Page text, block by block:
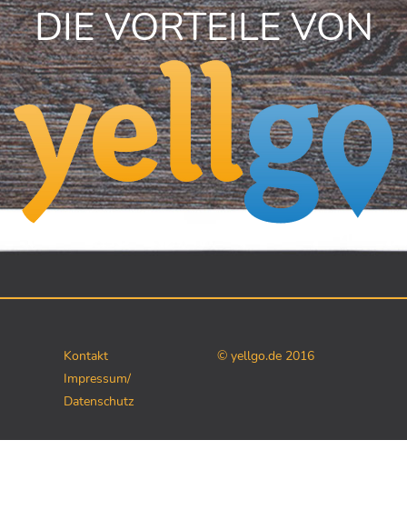
DIE VORTEILE VON
Kontakt
Impressum/
Datenschutz
© yellgo.de 2016